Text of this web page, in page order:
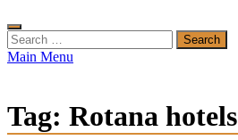
Search
for:
Main Menu
Tag: Rotana hotels